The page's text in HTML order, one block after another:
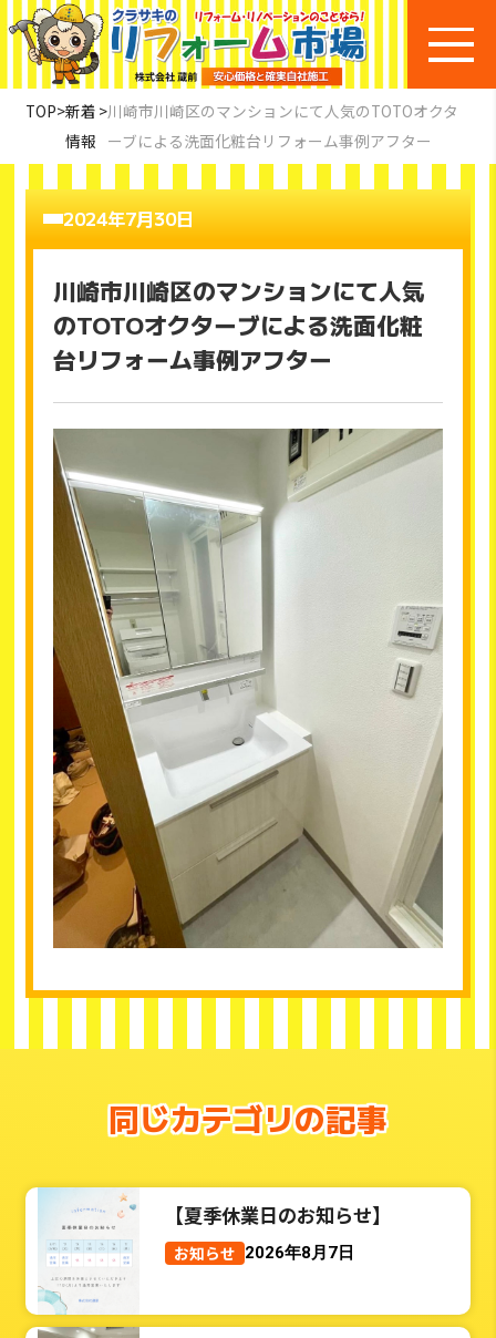
TOP>新着
情報
>川崎市川崎区のマンションにて人気のTOTOオクタ
ーブによる洗面化粧台リフォーム事例アフター
2024年7月30日
川崎市川崎区のマンションにて人気
のTOTOオクターブによる洗面化粧
台リフォーム事例アフター
同じカテゴリの記事
【夏季休業日のお知らせ】
お知らせ 2026年8月7日